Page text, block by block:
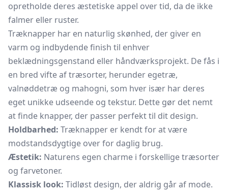
opretholde deres æstetiske appel over tid, da de ikke
falmer eller ruster.
Træknapper har en naturlig skønhed, der giver en
varm og indbydende finish til enhver
beklædningsgenstand eller håndværksprojekt. De fås i
en bred vifte af træsorter, herunder egetræ,
valnøddetræ og mahogni, som hver især har deres
eget unikke udseende og tekstur. Dette gør det nemt
at finde knapper, der passer perfekt til dit design.
Holdbarhed: Træknapper er kendt for at være
modstandsdygtige over for daglig brug.
Æstetik: Naturens egen charme i forskellige træsorter
og farvetoner.
Klassisk look: Tidløst design, der aldrig går af mode.